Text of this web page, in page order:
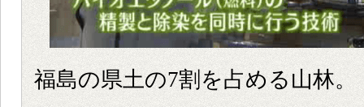
福島の県土の7割を占める山林。